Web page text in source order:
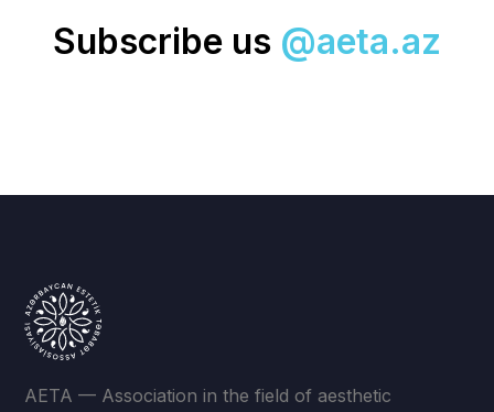
Subscribe us @aeta.az
AETA — Association in the field of aesthetic